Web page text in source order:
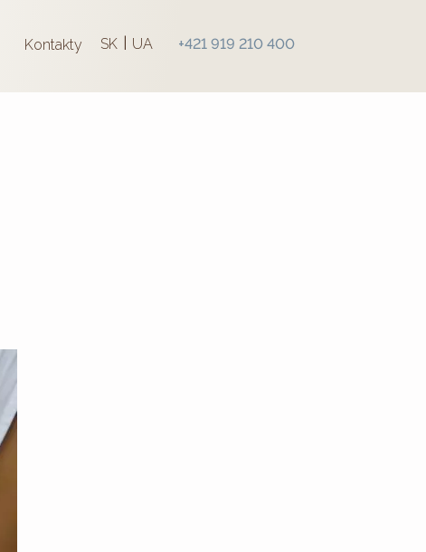
Kontakty SK UA +421 919 210 400